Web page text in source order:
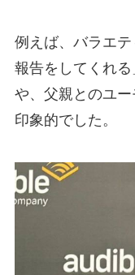
例えば、バラエ
報告をしてくれ
や、父親とのユ
印象的でした。